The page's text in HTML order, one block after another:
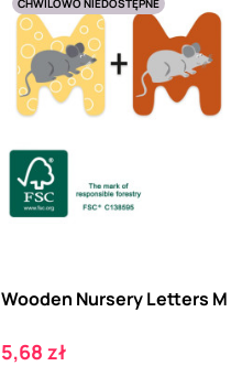
CHWILOWO NIEDOSTĘPNE
Wooden Nursery Letters M
Cena
5,68 zł